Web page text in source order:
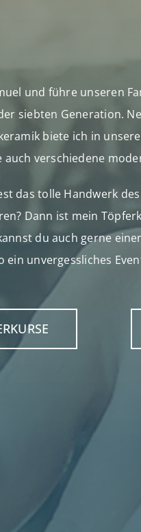
und führe unseren
siebten Generation.
biete ich in
auch verschiedene
das tolle Handwerk
Dann ist mein
du auch gerne
ein unvergessliches